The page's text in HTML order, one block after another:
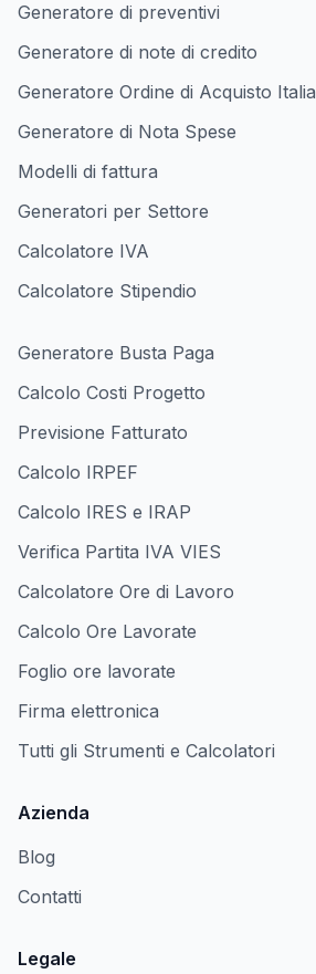
Generatore di preventivi
Generatore di note di credito
Generatore Ordine di Acquisto Italia
Generatore di Nota Spese
Modelli di fattura
Generatori per Settore
Calcolatore IVA
Calcolatore Stipendio
Generatore Busta Paga
Calcolo Costi Progetto
Previsione Fatturato
Calcolo IRPEF
Calcolo IRES e IRAP
Verifica Partita IVA VIES
Calcolatore Ore di Lavoro
Calcolo Ore Lavorate
Foglio ore lavorate
Firma elettronica
Tutti gli Strumenti e Calcolatori
Azienda
Blog
Contatti
Legale